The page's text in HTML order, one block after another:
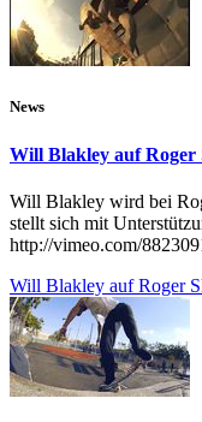
News
Will Blakley auf Roger
Will Blakley wird bei
stellt sich mit
http://vimeo.com/
Will Blakley auf Roger